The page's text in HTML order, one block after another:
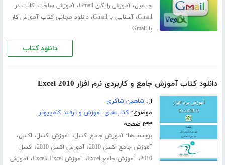
جیمیل،آموزش رایگان Gmail ،آموزش ساخت اکانت در
Gmail،آشنایی با Gmail ،دانلود مجانی کتاب آموزش کار
با Gmail
دانلود کتاب
دانلود کتاب آموزش جامع و کاربردی نرم افزار Excel 2010
از:شاهین شاکری
موضوع:کتاب‌های آموزش و ترفند کامپیوتر
۱۳۳ صفحه
برچسب‌ها:آموزش جامع اکسل،آموزش اکسل، اکسل،
آموزش جامع اکسل 2010 ،آموزش اکسل 2010 ، اکسل
2010،آموزش جامع Excel ،آموزش Excel ، Excel ،آموزش